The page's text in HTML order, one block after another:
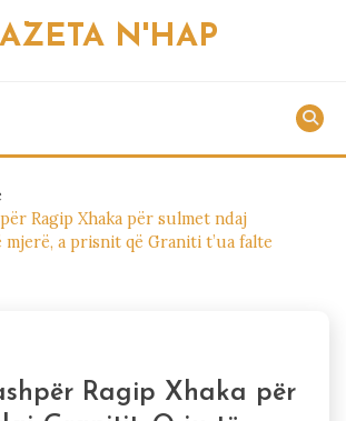
N'HAP
Ragip Xhaka për sulmet ndaj
a prisnit që Graniti t’ua falte
Ragip Xhaka për